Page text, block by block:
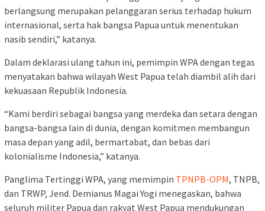
berlangsung merupakan pelanggaran serius terhadap hukum
internasional, serta hak bangsa Papua untuk menentukan
nasib sendiri,” katanya.
Dalam deklarasi ulang tahun ini, pemimpin WPA dengan tegas
menyatakan bahwa wilayah West Papua telah diambil alih dari
kekuasaan Republik Indonesia.
“Kami berdiri sebagai bangsa yang merdeka dan setara dengan
bangsa-bangsa lain di dunia, dengan komitmen membangun
masa depan yang adil, bermartabat, dan bebas dari
kolonialisme Indonesia,” katanya.
Panglima Tertinggi WPA, yang memimpin TPNPB-OPM, TNPB,
dan TRWP, Jend. Demianus Magai Yogi menegaskan, bahwa
seluruh militer Papua dan rakyat West Papua mendukungan